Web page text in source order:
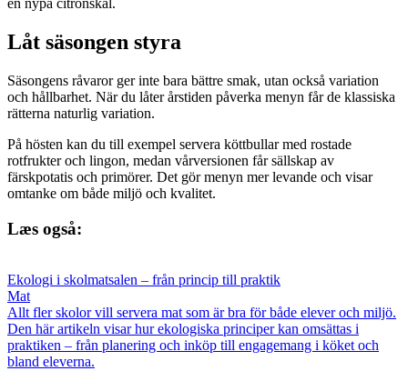
en nypa citronskal.
Låt säsongen styra
Säsongens råvaror ger inte bara bättre smak, utan också variation
och hållbarhet. När du låter årstiden påverka menyn får de klassiska
rätterna naturlig variation.
På hösten kan du till exempel servera köttbullar med rostade
rotfrukter och lingon, medan vårversionen får sällskap av
färskpotatis och primörer. Det gör menyn mer levande och visar
omtanke om både miljö och kvalitet.
Læs også:
Ekologi i skolmatsalen – från princip till praktik
Mat
Allt fler skolor vill servera mat som är bra för både elever och miljö.
Den här artikeln visar hur ekologiska principer kan omsättas i
praktiken – från planering och inköp till engagemang i köket och
bland eleverna.